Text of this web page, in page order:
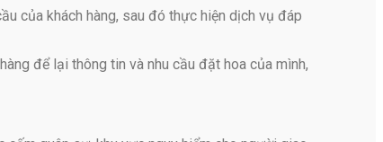
của khách hàng, sau đó thực hiện dịch vụ đáp
để lại thông tin và nhu cầu đặt hoa của mình,